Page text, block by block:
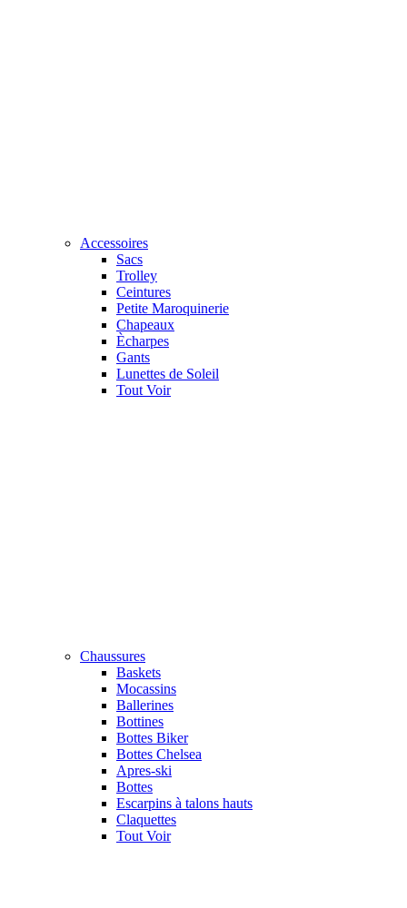
Accessoires
Sacs
Trolley
Ceintures
Petite Maroquinerie
Chapeaux
Ècharpes
Gants
Lunettes de Soleil
Tout Voir
Chaussures
Baskets
Mocassins
Ballerines
Bottines
Bottes Biker
Bottes Chelsea
Apres-ski
Bottes
Escarpins à talons hauts
Claquettes
Tout Voir